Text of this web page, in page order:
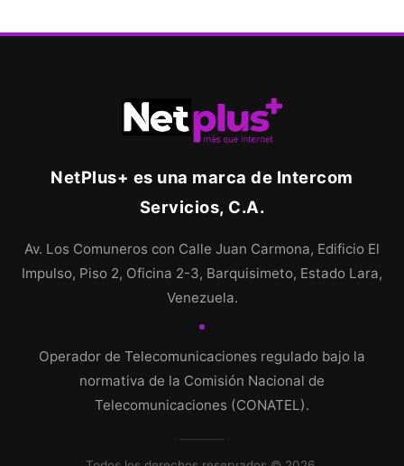
NetPlus+ es una marca de Intercom
Servicios, C.A.
Av. Los Comuneros con Calle Juan Carmona, Edificio El
Impulso, Piso 2, Oficina 2-3, Barquisimeto, Estado Lara,
Venezuela.
Operador de Telecomunicaciones regulado bajo la
normativa de la Comisión Nacional de
Telecomunicaciones (CONATEL).